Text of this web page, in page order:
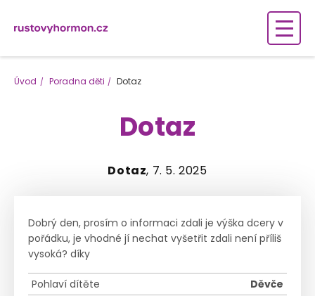
Úvod Poradna děti Dotaz
Dotaz
Dotaz, 7. 5. 2025
Dobrý den, prosím o informaci zdali je výška dcery v
pořádku, je vhodné jí nechat vyšetřit zdali není příliš
vysoká? díky
Pohlaví dítěte
Děvče